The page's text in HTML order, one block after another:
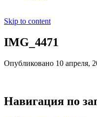
Skip to content
IMG_4471
Опубликовано 10 апреля,
Навигация по